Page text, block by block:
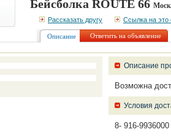
Бейсболка ROUTE 66
Рассказать другу Ссылка на это
Описание Ответить на объявление
Описание
Возможна
Условия
8- 916-9936000